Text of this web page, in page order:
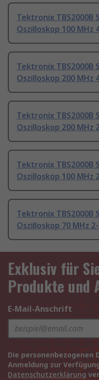
Tektronix TBS2000B
Oszilloskop 100 MHz
Tektronix TBS2000B
Oszilloskop 200 MHz
Tektronix TBS2000B
Oszilloskop 200 MHz
Tektronix TBS2000B
Oszilloskop 100 MHz
Tektronix TBS2000B
Oszilloskop 70 MHz
Exklusiv für
Produkte und
E-Mail-Anschrift
Die personenbezogenen
Anmeldung zur
Datenschutzerklärung